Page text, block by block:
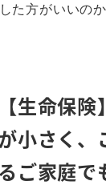
た方がいいの
【生命保険】
小さく、
ご家庭で